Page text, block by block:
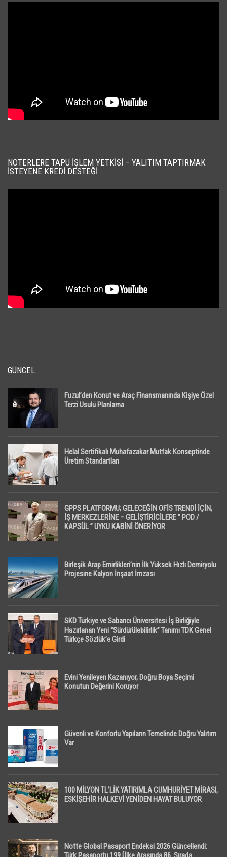
NOTERLERE TAPU İŞLEM YETKISI – YALITIM TAPTIRMAK
İSTEYENE KREDI DESTEĞI
GÜNCEL
Fuzul’den Konut ve Araç Finansmanında Kişiye Özel
Terzi Usulü Planlama
Helal Sertifikalı Muhafazakar Mutfak Konseptinde
Üretim Standartları
GPPS PLATFORMU; GELECEĞİN OFİS TRENDİ İÇİN,
İŞ MERKEZLERİNE – GELİŞTİRİCİLERE ” POD /
KAPSÜL ” UYKU KABİNİ ÖNERİYOR
Birleşik Arap Emirlikleri’nin İlk Yüksek Hızlı Demiryolu
Projesine Kalyon İnşaat İmzası
SKD Türkiye ve Sabancı Üniversitesi İş Birliğiyle
Hazırlanan Yeni “Sürdürülebilirlik” Tanımı TDK Genel
Türkçe Sözlük’e Girdi
Evini Yenileyen Kazanıyor, Doğru Boya Seçimi
Konutun Değerini Koruyor
Güvenli ve Konforlu Yapıların Temelinde Doğru Yalıtım
Var
100 MİLYON TL’LİK YATIRIMLA CUMHURİYET MİRASI,
ESKİŞEHİR HALKEVİ YENİDEN HAYAT BULUYOR
Notte Global Pasaport Endeksi 2026 Güncellendi: